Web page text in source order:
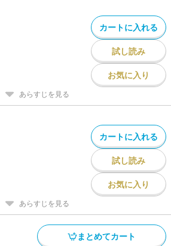
カートに入れる
試し読み
お気に入り
あらすじを見る
カートに入れる
試し読み
お気に入り
あらすじを見る
まとめてカート